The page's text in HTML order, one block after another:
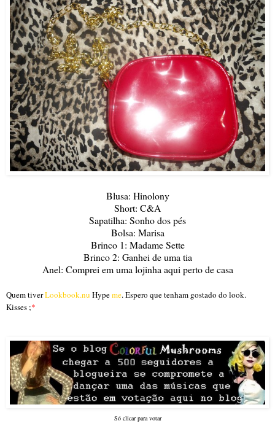
Blusa: Hinolony
Short: C&A
Sapatilha: Sonho dos pés
Bolsa: Marisa
Brinco 1: Madame Sette
Brinco 2: Ganhei de uma tia
Anel: Comprei em uma lojinha aqui perto de casa
Quem tiverLookbook.nu Hypeme. Espero que tenham gostado do look.
Kisses ;*
Só clicar para votar